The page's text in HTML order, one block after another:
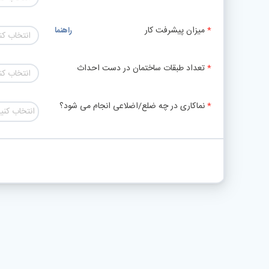
میزان پیشرفت کار راهنما انتخاب
تعداد طبقات ساختمان در دست احداث انتخاب
نماکاری در چه ضلع/اضلاعی انجام می شود؟ انتخاب